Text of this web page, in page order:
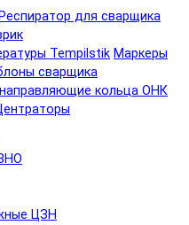
Респиратор для сварщика
Tempilstik Маркеры
сварщика
кольца ОНК
ЦЗН